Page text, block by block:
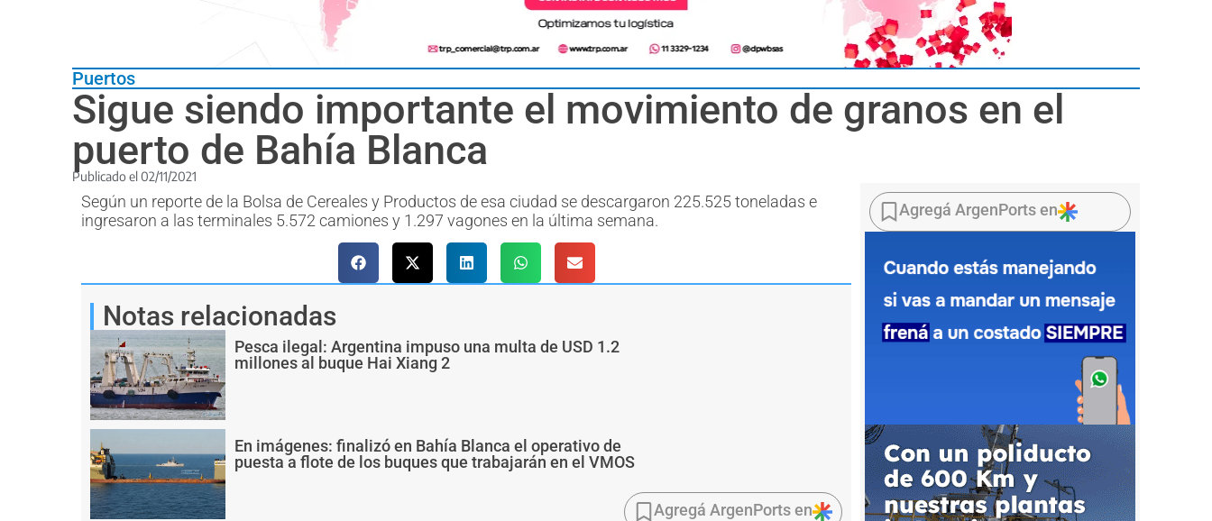
Puertos
Sigue siendo importante el movimiento de granos en el
puerto de Bahía Blanca
Publicado el 02/11/2021
Según un reporte de la Bolsa de Cereales y Productos de esa ciudad se descargaron 225.525 toneladas e
ingresaron a las terminales 5.572 camiones y 1.297 vagones en la última semana.
Notas relacionadas
Pesca ilegal: Argentina impuso una multa de USD 1.2
millones al buque Hai Xiang 2
En imágenes: finalizó en Bahía Blanca el operativo de
puesta a flote de los buques que trabajarán en el VMOS
Agregá ArgenPorts en
Agregá ArgenPorts en